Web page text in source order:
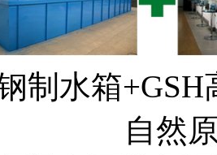
制水箱
自然